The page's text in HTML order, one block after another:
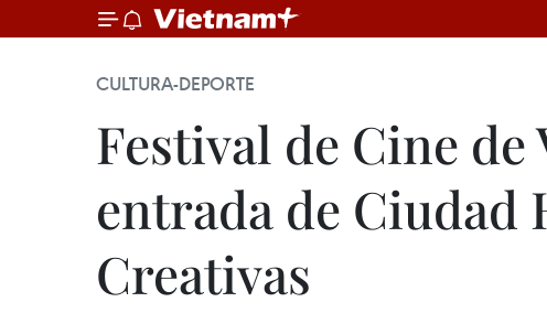
CULTURA-DEPORTE
Festival de Cine
entrada de Ciudad
Creativas